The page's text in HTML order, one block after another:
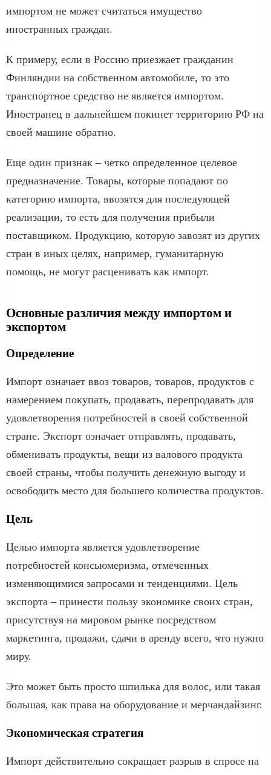
импортом не может считаться имущество
иностранных граждан.
К примеру, если в Россию приезжает гражданин
Финляндии на собственном автомобиле, то это
транспортное средство не является импортом.
Иностранец в дальнейшем покинет территорию РФ на
своей машине обратно.
Еще один признак – четко определенное целевое
предназначение. Товары, которые попадают по
категорию импорта, ввозятся для последующей
реализации, то есть для получения прибыли
поставщиком. Продукцию, которую завозят из других
стран в иных целях, например, гуманитарную
помощь, не могут расценивать как импорт.
Основные различия между импортом и
экспортом
Определение
Импорт означает ввоз товаров, товаров, продуктов с
намерением покупать, продавать, перепродавать для
удовлетворения потребностей в своей собственной
стране. Экспорт означает отправлять, продавать,
обменивать продукты, вещи из валового продукта
своей страны, чтобы получить денежную выгоду и
освободить место для большего количества продуктов.
Цель
Целью импорта является удовлетворение
потребностей консьюмеризма, отмеченных
изменяющимися запросами и тенденциями. Цель
экспорта – принести пользу экономике своих стран,
присутствуя на мировом рынке посредством
маркетинга, продажи, сдачи в аренду всего, что нужно
миру.
Это может быть просто шпилька для волос, или такая
большая, как права на оборудование и мерчандайзинг.
Экономическая стратегия
Импорт действительно сокращает разрыв в спросе на